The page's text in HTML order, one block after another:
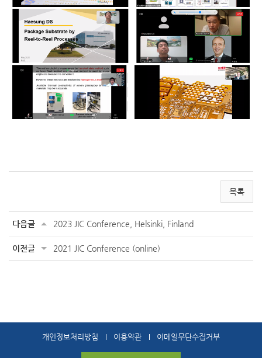
목록
다음글 2023 JIC Conference, Helsinki, Finland
이전글 2021 JIC Conference (online)
개인정보처리방침 이용약관 이메일무단수집거부